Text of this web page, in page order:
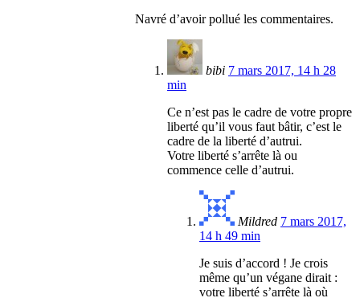
Navré d’avoir pollué les commentaires.
bibi 7 mars 2017, 14 h 28
min
Ce n’est pas le cadre de votre propre
liberté qu’il vous faut bâtir, c’est le
cadre de la liberté d’autrui.
Votre liberté s’arrête là ou
commence celle d’autrui.
Mildred 7 mars 2017,
14 h 49 min
Je suis d’accord ! Je crois
même qu’un végane dirait :
votre liberté s’arrête là où